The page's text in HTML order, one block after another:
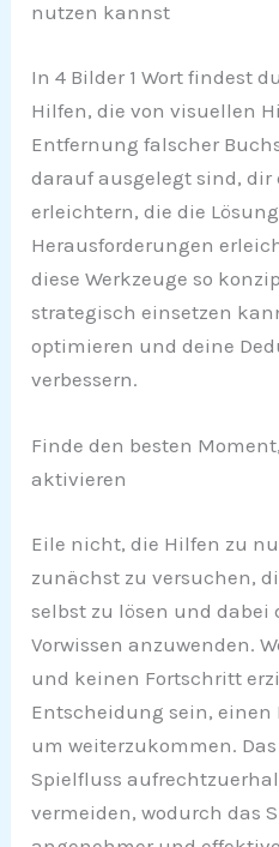
nutzen kannst
In 4 Bilder 1 Wort findest
Hilfen, die von visuellen
Entfernung falscher
darauf ausgelegt sind, dir
erleichtern, die die
Herausforderungen
diese Werkzeuge so
strategisch einsetzen
optimieren und deine
verbessern.
Finde den besten
aktivieren
Eile nicht, die Hilfen zu
zunächst zu versuchen,
selbst zu lösen und
Vorwissen anzuwenden.
und keinen Fortschritt
Entscheidung sein, einen
um weiterzukommen.
Spielfluss
vermeiden, wodurch das